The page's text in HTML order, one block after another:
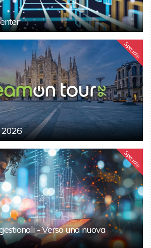
Speciale
2026
Speciale
- Verso una nuova